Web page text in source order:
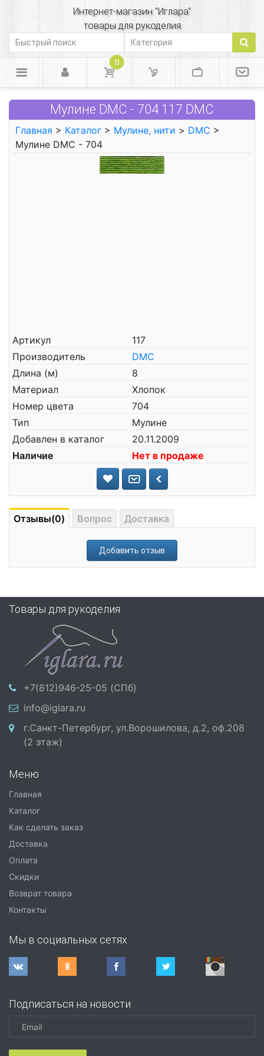
Интернет-магазин "Иглара"
товары для рукоделия
0
Мулине DMC - 704 117 DMC
Главная > Каталог > Мулине, нити > DMC >
Мулине DMC - 704
Артикул
117
Производитель
DMC
Длина (м)
8
Материал
Хлопок
Номер цвета
704
Тип
Мулине
Добавлен в каталог
20.11.2009
Наличие
Нет в продаже
Отзывы(0) Вопрос Доставка
Добавить отзыв
Товары для рукоделия
+7(812)946-25-05 (СПб)
info@iglara.ru
г.Санкт-Петербург, ул.Ворошилова, д.2, оф.208
(2 этаж)
Меню
Главная
Каталог
Как сделать заказ
Доставка
Оплата
Скидки
Возврат товара
Контакты
Мы в социальных сетях
Подписаться на новости